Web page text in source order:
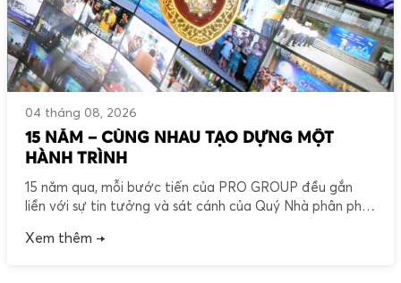
04 tháng 08, 2026
15 NĂM – CÙNG NHAU TẠO DỰNG MỘT
HÀNH TRÌNH
15 năm qua, mỗi bước tiến của PRO GROUP đều gắn
liền với sự tin tưởng và sát cánh của Quý Nhà phân phối
mà còn là hành trình cùng nhau xây dựng uy tín, lan tỏa
Xem thêm →